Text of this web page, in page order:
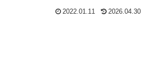
2022.01.11 2026.04.30